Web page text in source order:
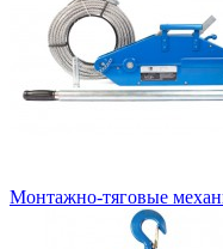
Монтажно-тяговые